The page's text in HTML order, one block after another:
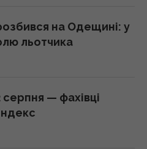
аеропорту: які
болю в тілі
розробників
на Одещині: у
льотчика
серпня — фахівці